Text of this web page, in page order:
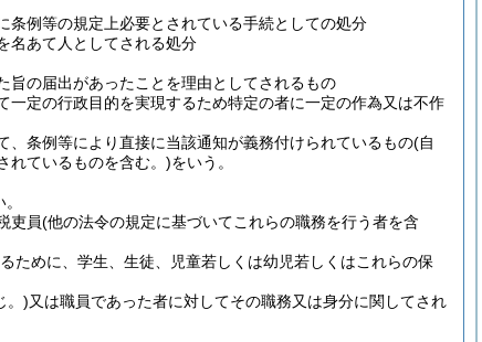
例等の規定上必要とされている手続としての処分
名あて人としてされる処分
旨の届出があったことを理由としてされるもの
一定の行政目的を実現するため特定の者に一定の作為又は不作
、条例等により直接に当該通知が義務付けられているもの(自
れているものを含む。)をいう。
吏員(他の法令の規定に基づいてこれらの職務を行う者を含
ために、学生、生徒、児童若しくは幼児若しくはこれらの保
。)又は職員であった者に対してその職務又は身分に関してされ